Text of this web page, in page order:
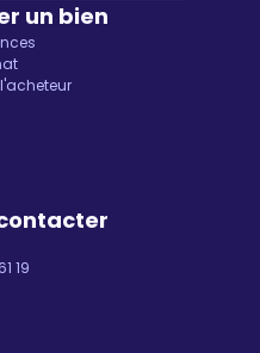
un bien
19